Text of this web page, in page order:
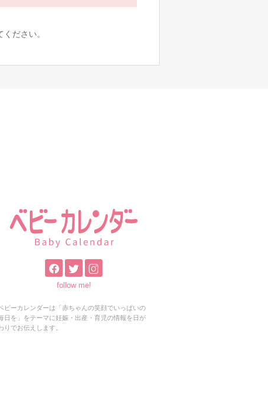
ださい。
follow me!
ビーカレンダーは「赤ちゃんの笑顔でいっぱいの
日を」をテーマに妊娠・出産・育児の情報を日が
りでお伝えします。